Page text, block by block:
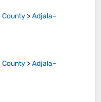
County >Adjala–
County >Adjala–